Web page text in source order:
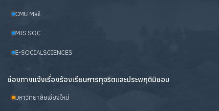
CMU Mail
MIS SOC
E-SOCIALSCIENCES
ช่องทางแจ้งเรื่องร้องเรียนการทุจริตและประพฤติมิชอบ
มหาวิทยาลัยเชียงใหม่